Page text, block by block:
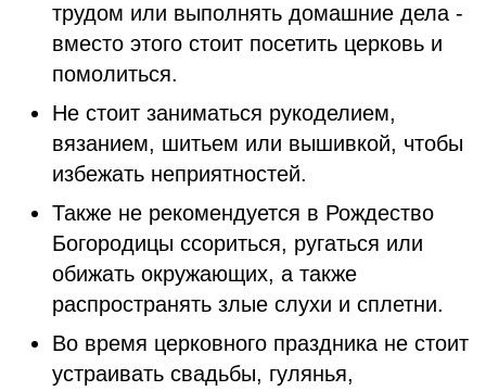
трудом или выполнять домашние дела -
вместо этого стоит посетить церковь и
помолиться.
Не стоит заниматься рукоделием,
вязанием, шитьем или вышивкой, чтобы
избежать неприятностей.
Также не рекомендуется в Рождество
Богородицы ссориться, ругаться или
обижать окружающих, а также
распространять злые слухи и сплетни.
Во время церковного праздника не стоит
устраивать свадьбы, гулянья,